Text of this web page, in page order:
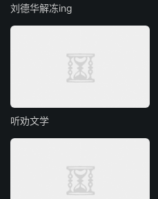
刘德华解冻ing
听劝文学